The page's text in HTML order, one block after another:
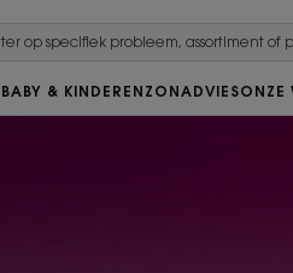
BABY & KINDEREN ZONADVIESONZE